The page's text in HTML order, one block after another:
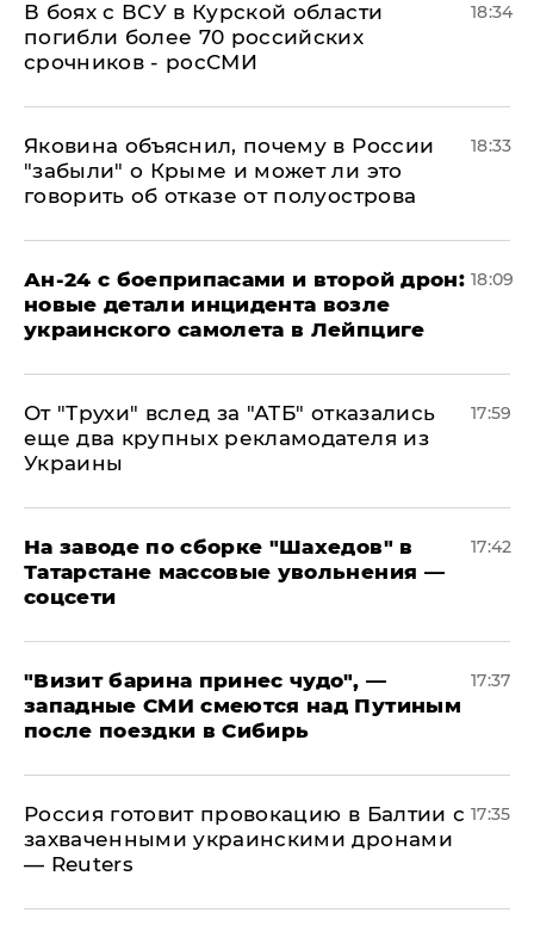
В боях с ВСУ в Курской области
погибли более 70 российских
срочников - росСМИ
18:34
Яковина объяснил, почему в России
"забыли" о Крыме и может ли это
говорить об отказе от полуострова
18:33
Ан-24 с боеприпасами и второй дрон:
новые детали инцидента возле
украинского самолета в Лейпциге
18:09
От "Трухи" вслед за "АТБ" отказались
еще два крупных рекламодателя из
Украины
17:59
На заводе по сборке "Шахедов" в
Татарстане массовые увольнения —
соцсети
17:42
"Визит барина принес чудо", —
западные СМИ смеются над Путиным
после поездки в Сибирь
17:37
​Россия готовит провокацию в Балтии с
захваченными украинскими дронами
— Reuters
17:35